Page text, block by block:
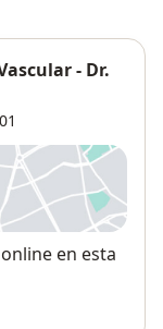
- Dr.
una nueva
en esta